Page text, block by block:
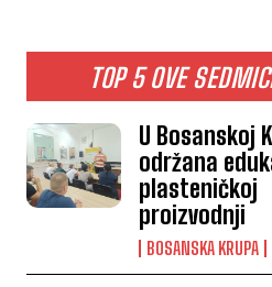
TOP 5 OVE
U Bosanskoj
održana
plasteničkoj
proizvodnji
BOSANSKA KRUPA